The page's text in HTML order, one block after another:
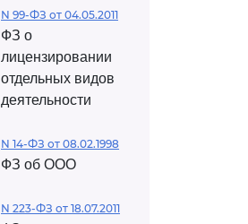
N 99-ФЗ от 04.05.2011
ФЗ о
лицензировании
отдельных видов
деятельности
N 14-ФЗ от 08.02.1998
ФЗ об ООО
N 223-ФЗ от 18.07.2011